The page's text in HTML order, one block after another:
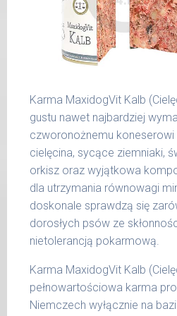
50 kg
1000 g
51 -
65 kg
1200 g
Podane liczby są
Indywidualne potrzeby
aktywności, warunków
czynników.
Waga netto/Nr art.: 200
g/1019 | 800 g/1027
Karma MaxidogVit Kalb
gustu nawet najbardziej
czworonożnemu koneserowi
cielęcina, sycące ziemniaki,
orkisz oraz wyjątkowa
dla utrzymania równowagi
doskonale sprawdzą się
dorosłych psów ze
nietolerancją pokarmową.
Karma MaxidogVit Kalb
pełnowartościowa karma
Niemczech wyłącznie na